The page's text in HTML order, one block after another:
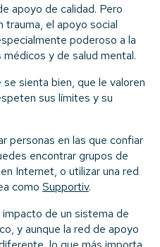
apoyo de calidad. Pero
trauma, el apoyo social
poderoso a la
y de salud mental.
sienta bien, que le valoren
sus límites y su
personas en las que confiar
encontrar grupos de
Internet, o utilizar una red
como Supportiv.
de un sistema de
y aunque la red de apoyo